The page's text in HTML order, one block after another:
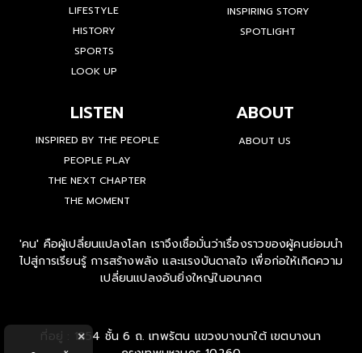
LIFESTYLE
HISTORY
SPORTS
LOOK UP
INSPIRING STORY
SPOTLIGHT
LISTEN
INSPIRED BY THE PEOPLE
PEOPLE PLAY
THE NEXT CHAPTER
THE MOMENT
ABOUT
ABOUT US
'คน' คือผู้เปลี่ยนแปลงโลก เราจึงเชื่อมั่นว่าเรื่องราวของผู้คนย่อมนำ
ไปสู่การเรียนรู้ การสร้างพลัง และแรงบันดาลใจ เพื่อก่อให้เกิดความ
เปลี่ยนแปลงอันยิ่งใหญ่ในอนาคต
ที่อยู่ : 1854 ชั้น 6 ถ. เทพรัตน แขวงบางนาใต้ เขตบางนา
×